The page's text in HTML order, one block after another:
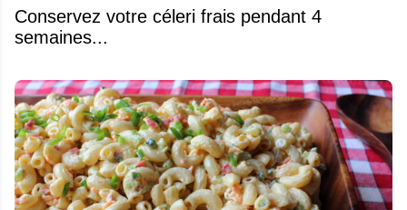
Conservez votre céleri frais pendant 4
semaines...